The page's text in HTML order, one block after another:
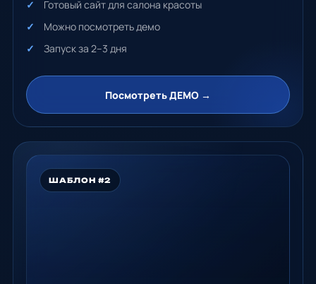
Готовый сайт для салона красоты
Можно посмотреть демо
Запуск за 2–3 дня
Посмотреть ДЕМО →
ШАБЛОН #2